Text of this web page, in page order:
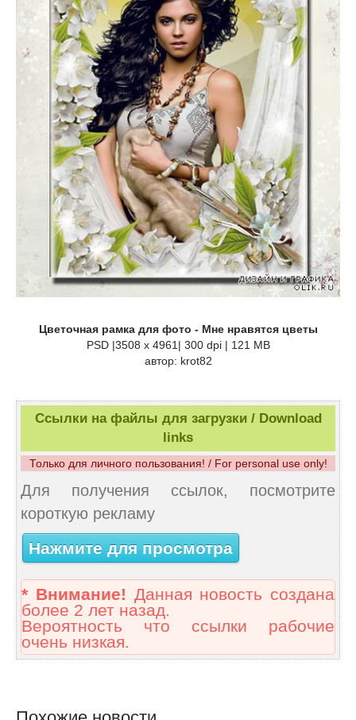
Цветочная рамка для фото - Мне нравятся цветы
PSD |3508 x 4961| 300 dpi | 121 MB
автор: krot82
Ссылки на файлы для загрузки / Download
links
Только для личного пользования! / For personal use only!
Для получения ссылок, посмотрите
короткую рекламу
Нажмите для просмотра
* Внимание! Данная новость создана
более 2 лет назад.
Вероятность что ссылки рабочие
очень низкая.